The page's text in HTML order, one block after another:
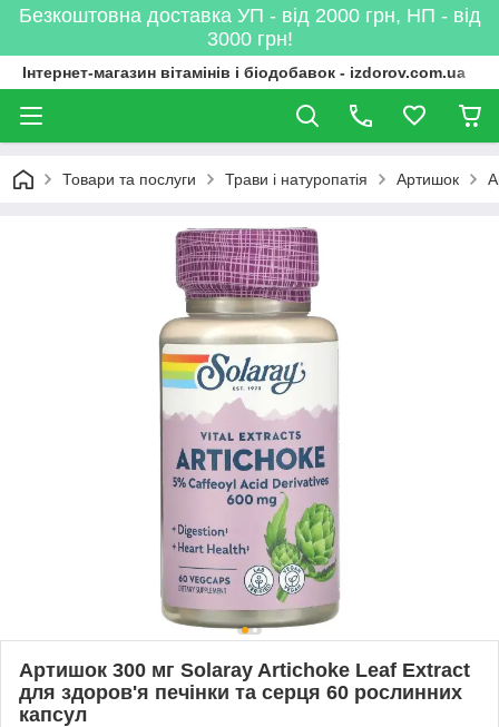
Безкоштовна доставка УП - від 2000 грн, НП - від
3000 грн!
Інтернет-магазин вітамінів і біодобавок - izdorov.com.ua
Товари та послуги Трави і натуропатія Артишок
Артишок 300 мг Solaray Artichoke Leaf Extract
для здоров'я печінки та серця 60 рослинних
капсул